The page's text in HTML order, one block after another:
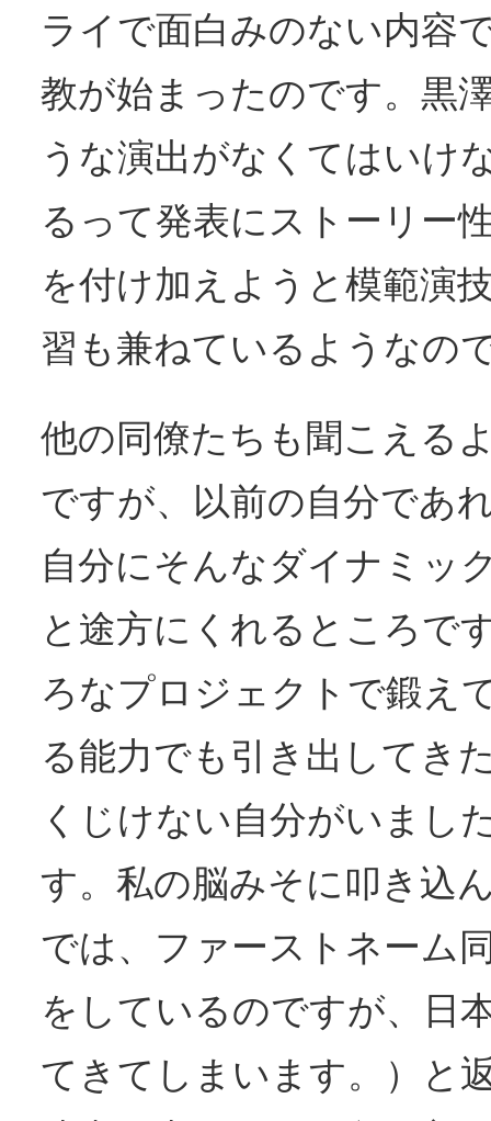
ライで面白みのない内容
教が始まったのです。黒
うな演出がなくてはいけ
るって発表にストーリー
を付け加えようと模範演
習も兼ねているようなの
他の同僚たちも聞こえる
ですが、以前の自分であ
自分にそんなダイナミッ
と途方にくれるところで
ろなプロジェクトで鍛え
る能力でも引き出してき
くじけない自分がいまし
す。私の脳みそに叩き込
では、ファーストネーム
をしているのですが、日
てきてしまいます。）と